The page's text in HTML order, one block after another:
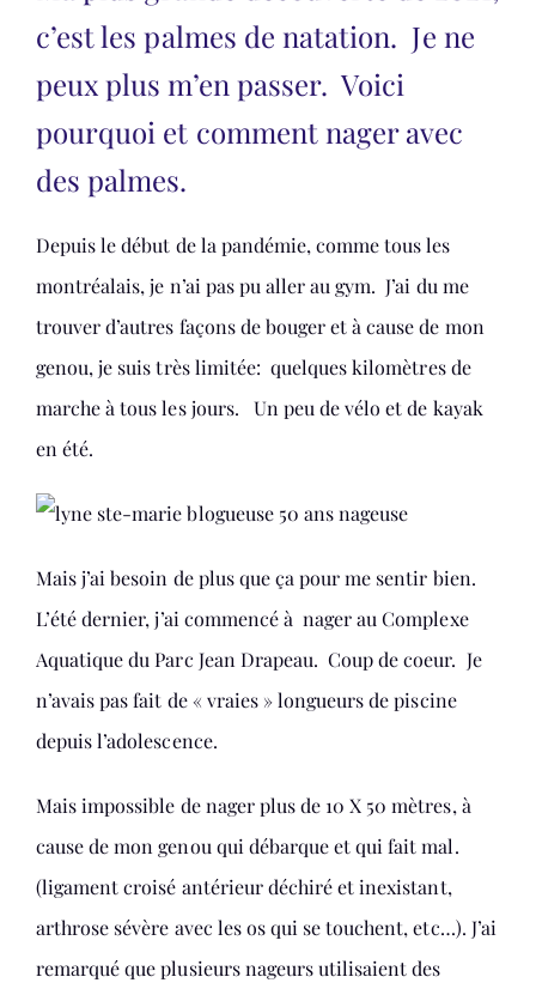
c’est les palmes de natation. Je ne
peux plus m’en passer. Voici
pourquoi et comment nager avec
des palmes.
Depuis le début de la pandémie, comme tous les
montréalais, je n’ai pas pu aller au gym. J’ai du me
trouver d’autres façons de bouger et à cause de mon
genou, je suis très limitée: quelques kilomètres de
marche à tous les jours. Un peu de vélo et de kayak
en été.
Mais j’ai besoin de plus que ça pour me sentir bien.
L’été dernier, j’ai commencé à nager au Complexe
Aquatique du Parc Jean Drapeau. Coup de coeur. Je
n’avais pas fait de « vraies » longueurs de piscine
depuis l’adolescence.
Mais impossible de nager plus de 10 X 50 mètres, à
cause de mon genou qui débarque et qui fait mal.
(ligament croisé antérieur déchiré et inexistant,
arthrose sévère avec les os qui se touchent, etc…). J’ai
remarqué que plusieurs nageurs utilisaient des